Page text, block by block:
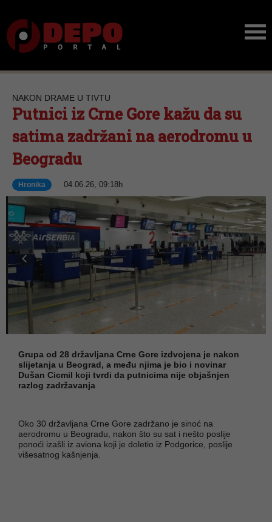
NAKON DRAME U TIVTU
Putnici iz Crne Gore kažu da su
satima zadržani na aerodromu u
Beogradu
Hronika 04.06.26, 09:18h
Grupa od 28 državljana Crne Gore izdvojena je nakon
slijetanja u Beograd, a među njima je bio i novinar
Dušan Cicmil koji tvrdi da putnicima nije objašnjen
razlog zadržavanja
Oko 30 državljana Crne Gore zadržano je sinoć na
aerodromu u Beogradu, nakon što su sat i nešto poslije
ponoći izašli iz aviona koji je doletio iz Podgorice, poslije
višesatnog kašnjenja.